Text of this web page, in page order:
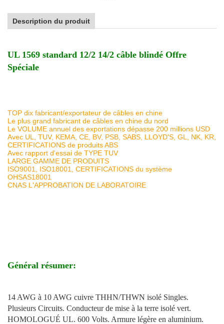
Description du produit
UL 1569 standard 12/2 14/2 câble blindé Offre
Spéciale
TOP dix fabricant/exportateur de câbles en chine
Le plus grand fabricant de câbles en chine du nord
Le VOLUME annuel des exportations dépasse 200 millions USD
Avec UL, TUV, KEMA, CE, BV, PSB, SABS, LLOYD'S, GL, NK, KR,
CERTIFICATIONS de produits ABS
Avec rapport d'essai de TYPE TUV
LARGE GAMME DE PRODUITS
ISO9001, ISO18001, CERTIFICATIONS du système
OHSAS18001
CNAS L'APPROBATION DE LABORATOIRE
Général résumer:
14 AWG à 10 AWG cuivre THHN/THWN isolé Singles.
Plusieurs Circuits. Conducteur de mise à la terre isolé vert.
HOMOLOGUÉ UL. 600 Volts. Armure légère en aluminium.